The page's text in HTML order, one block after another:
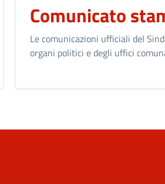
Comunicato
Le comunicazioni ufficiali del
organi politici e degli uffici